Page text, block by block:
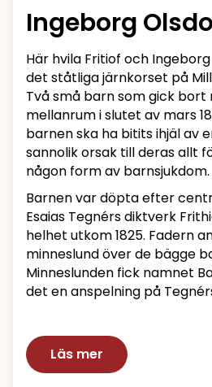
Ingeborg
Här hvila Fritiof och
det ståtliga järnkorset på
Två små barn som gick bort
mellanrum i slutet av mars
barnen ska ha bitits ihjäl av
sannolik orsak till deras allt
någon form av barnsjukdom.
Barnen var döpta efter
Esaias Tegnérs diktverk
helhet utkom 1825. Fadern
minneslund över de bägge
Minneslunden fick namnet
det en anspelning på
Läs mer